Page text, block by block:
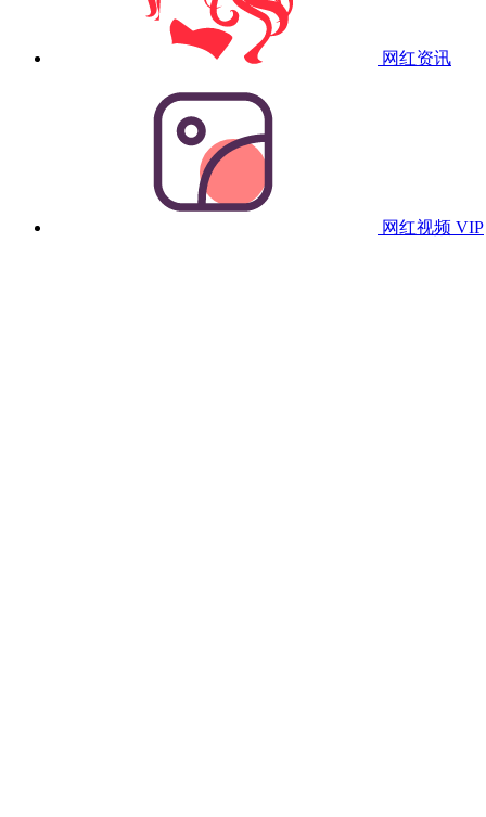
网红资讯
网红视频 VIP